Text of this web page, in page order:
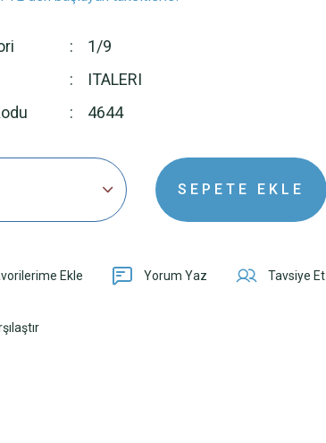
1/9
ITALERI
4644
SEPETE EKLE
Yorum Yaz Tavsiye Et